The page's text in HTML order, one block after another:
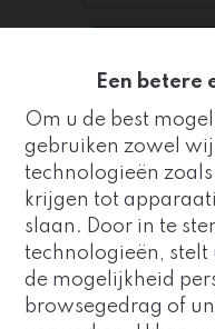
Een betere
Om u de best
gebruiken zowel
technologieën
krijgen tot
slaan. Door in te
technologieën, stelt
de mogelijkheid
browsegedrag of